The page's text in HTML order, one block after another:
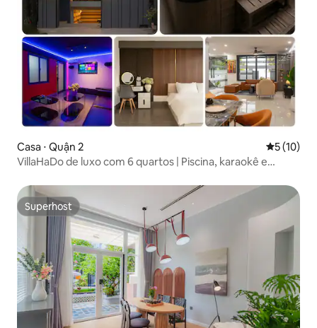
Casa ⋅ Quận 2 5 de uma
5 (10)
VillaHaDo de luxo com 6 quartos | Piscina, karaokê e
Superhost
Superhost